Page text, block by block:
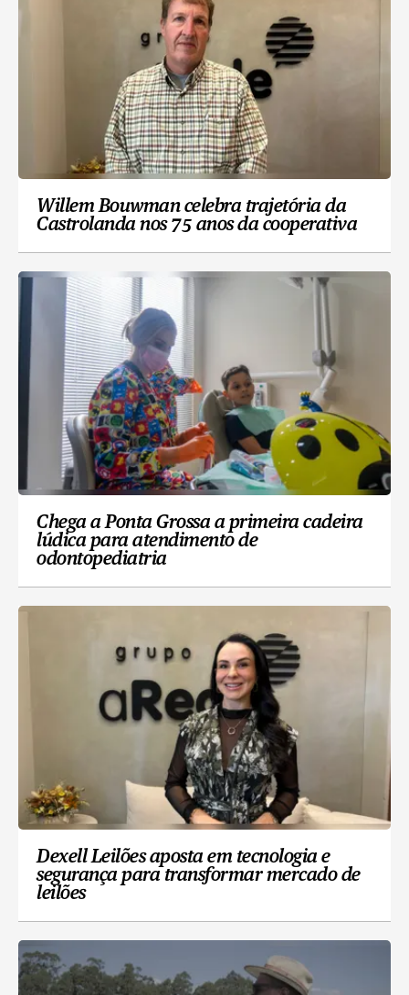
Willem Bouwman celebra trajetória da
Castrolanda nos 75 anos da cooperativa
Chega a Ponta Grossa a primeira cadeira
lúdica para atendimento de
odontopediatria
Dexell Leilões aposta em tecnologia e
segurança para transformar mercado de
leilões